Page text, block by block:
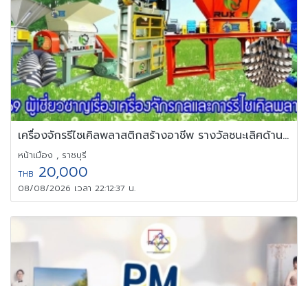
เครื่องจักรรีไซเคิลพลาสติกสร้างอาชีพ รางวัลชนะเลิศด้านเครื่องจักร
หน้าเมือง , ราชบุรี
THB 20,000
08/08/2026 เวลา 22:12:37 น.